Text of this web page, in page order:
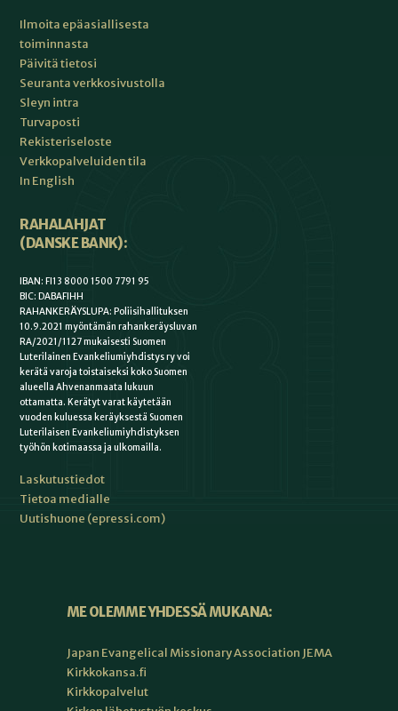
Ilmoita epäasiallisesta
toiminnasta
Päivitä tietosi
Seuranta verkkosivustolla
Sleyn intra
Turvaposti
Rekisteriseloste
Verkkopalveluiden tila
In English
RAHALAHJAT
(DANSKE BANK):
IBAN: FI13 8000 1500 7791 95
BIC: DABAFIHH
RAHANKERÄYSLUPA: Poliisihallituksen
10.9.2021 myöntämän rahankeräysluvan
RA/2021/1127 mukaisesti Suomen
Luterilainen Evankeliumiyhdistys ry voi
kerätä varoja toistaiseksi koko Suomen
alueella Ahvenanmaata lukuun
ottamatta. Kerätyt varat käytetään
vuoden kuluessa keräyksestä Suomen
Luterilaisen Evankeliumiyhdistyksen
työhön kotimaassa ja ulkomailla.
Laskutustiedot
Tietoa medialle
Uutishuone (epressi.com)
ME OLEMME YHDESSÄ MUKANA:
Japan Evangelical Missionary Association JEMA
Kirkkokansa.fi
Kirkkopalvelut